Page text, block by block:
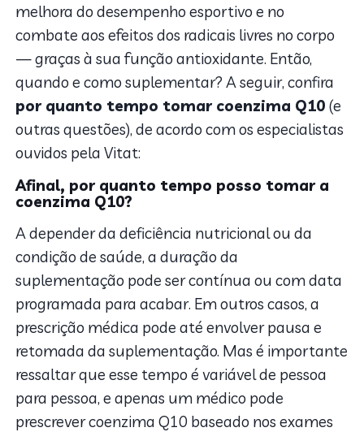
6. Contraindicações
melhora do desempenho esportivo e no
combate aos efeitos dos radicais livres no corpo
— graças à sua função antioxidante. Então,
quando e como suplementar? A seguir, confira
por quanto tempo tomar coenzima Q10 (e
outras questões), de acordo com os especialistas
ouvidos pela Vitat:
Afinal, por quanto tempo posso tomar a
coenzima Q10?
A depender da deficiência nutricional ou da
condição de saúde, a duração da
suplementação pode ser contínua ou com data
programada para acabar. Em outros casos, a
prescrição médica pode até envolver pausa e
retomada da suplementação. Mas é importante
ressaltar que esse tempo é variável de pessoa
para pessoa, e apenas um médico pode
prescrever coenzima Q10 baseado nos exames